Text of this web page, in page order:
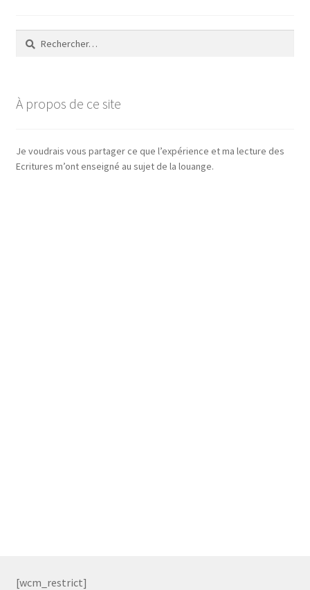
Rechercher :
À propos de ce site
Je voudrais vous partager ce que l’expérience et ma lecture des
Ecritures m’ont enseigné au sujet de la louange.
[wcm_restrict]